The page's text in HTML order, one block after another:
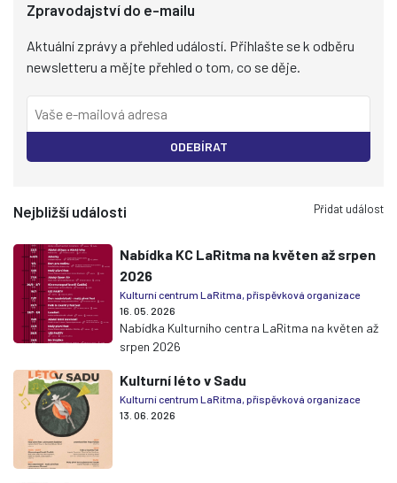
Zpravodajství do e-mailu
Aktuální zprávy a přehled událostí. Přihlašte se k odběru
newsletteru a mějte přehled o tom, co se děje.
ODEBÍRAT
Nejbližší události Přidat událost
Nabídka KC LaRitma na květen až srpen
2026
Kulturní centrum LaRitma, příspěvková organizace
16. 05. 2026
Nabídka Kulturního centra LaRitma na květen až
srpen 2026
Kulturní léto v Sadu
Kulturní centrum LaRitma, příspěvková organizace
13. 06. 2026